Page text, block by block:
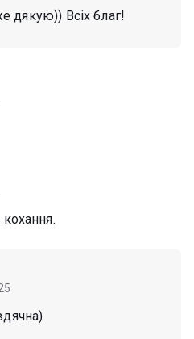
дякую)) Всіх благ!